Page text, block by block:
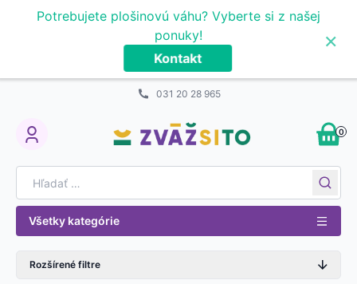
Potrebujete plošinovú váhu? Vyberte si z našej
ponuky!
Kontakt
×
031 20 28 965
My Account
0
Všetky kategórie
Rozšírené filtre